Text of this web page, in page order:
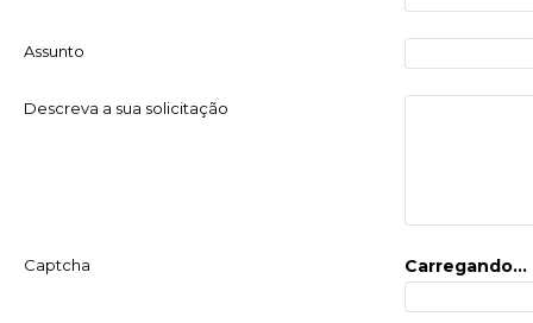
Assunto
Descreva a sua solicitação
Captcha Carregando...